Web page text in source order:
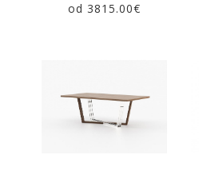
od 3815.00€